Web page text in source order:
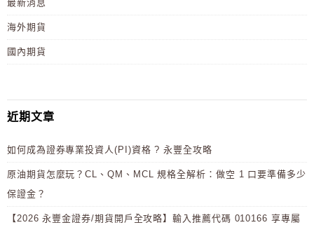
最新消息
海外期貨
國內期貨
近期文章
如何成為證券專業投資人(PI)資格 ? 永豐全攻略
原油期貨怎麼玩？CL、QM、MCL 規格全解析：做空 1 口要準備多少
保證金？
【2026 永豐金證券/期貨開戶全攻略】輸入推薦代碼 010166 享專屬